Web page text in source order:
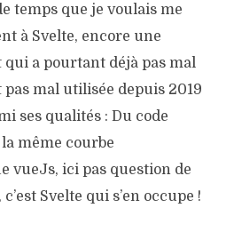
temps que je voulais me
à Svelte, encore une
a pourtant déjà pas mal
pas mal utilisée depuis 2019
ses qualités : Du code
même courbe
vueJs, ici pas question de
Svelte qui s’en occupe !